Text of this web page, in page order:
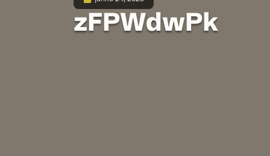
zFPWdwPk